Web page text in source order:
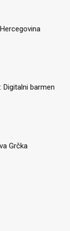
Digitalni barmen
Grčka